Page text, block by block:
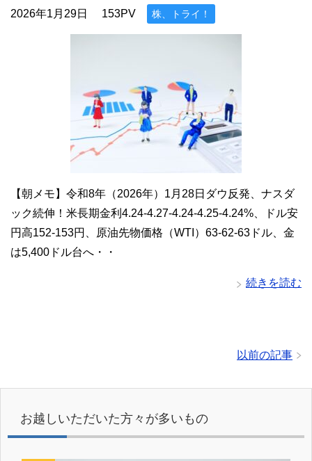
2026年1月29日 153PV 株、トライ！
【朝メモ】令和8年（2026年）1月28日ダウ反発、ナスダ
ック続伸！米長期金利4.24-4.27-4.24-4.25-4.24%、ドル安
円高152-153円、原油先物価格（WTI）63-62-63ドル、金
は5,400ドル台へ・・
続きを読む
以前の記事
お越しいただいた方々が多いもの